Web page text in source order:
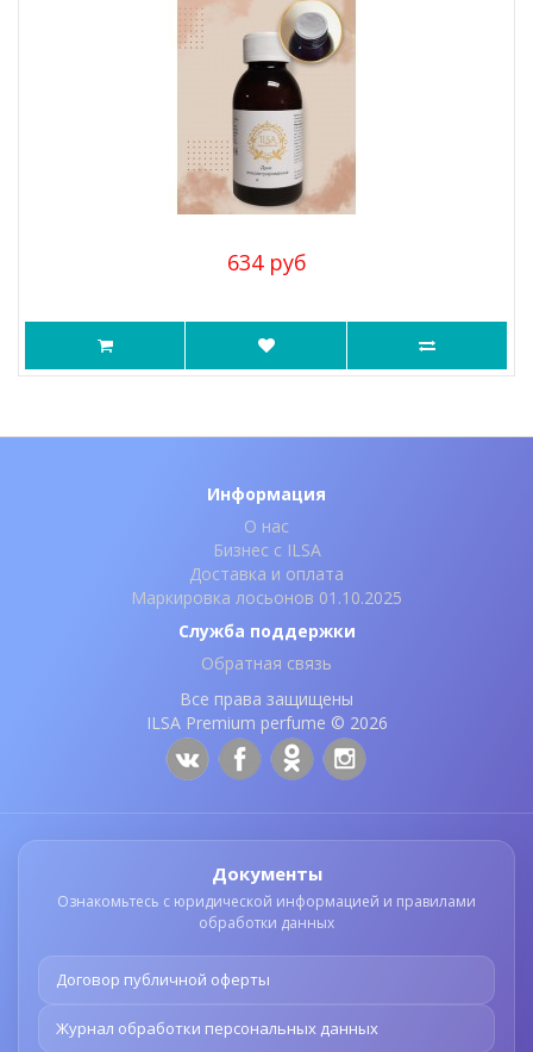
634 руб
Информация
О нас
Бизнес с ILSA
Доставка и оплата
Маркировка лосьонов 01.10.2025
Служба поддержки
Обратная связь
Все права защищены
ILSA Premium perfume © 2026
Документы
Ознакомьтесь с юридической информацией и правилами
обработки данных
Договор публичной оферты
Журнал обработки персональных данных